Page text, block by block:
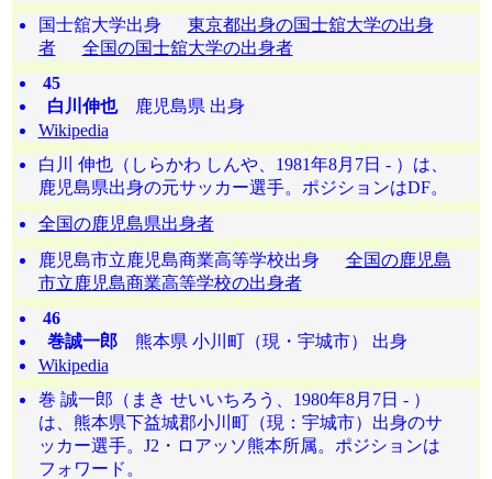
国士舘大学出身 東京都出身の国士舘大学の出身
者
全国の国士舘大学の出身者
45
白川伸也鹿児島県 出身
Wikipedia
白川 伸也（しらかわ しんや、1981年8月7日 - ）は、
鹿児島県出身の元サッカー選手。ポジションはDF。
全国の鹿児島県出身者
鹿児島市立鹿児島商業高等学校出身 全国の鹿児島
市立鹿児島商業高等学校の出身者
46
巻誠一郎熊本県 小川町（現・宇城市） 出身
Wikipedia
巻 誠一郎（まき せいいちろう、1980年8月7日 - ）
は、熊本県下益城郡小川町（現：宇城市）出身のサ
ッカー選手。J2・ロアッソ熊本所属。ポジションは
フォワード。